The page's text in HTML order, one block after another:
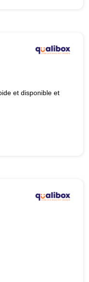
et disponible et